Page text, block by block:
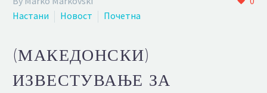
Настани
Новост Почетна
(МАКЕДОНСКИ)
ИЗВЕСТУВАЊЕ ЗА